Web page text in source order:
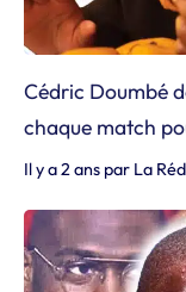
Cédric Doumbé
chaque match
Il y a 2 ans par La